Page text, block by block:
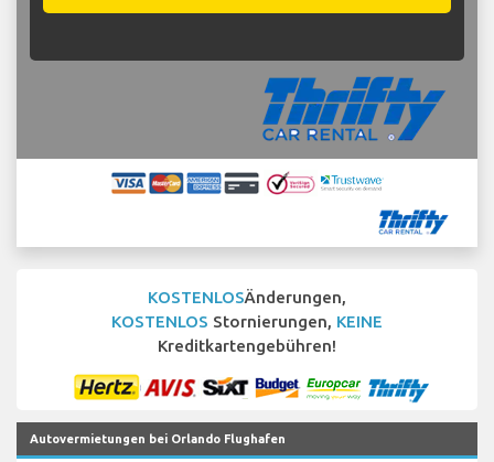
KOSTENLOSÄnderungen,
KOSTENLOS Stornierungen, KEINE
Kreditkartengebühren!
Autovermietungen bei Orlando Flughafen